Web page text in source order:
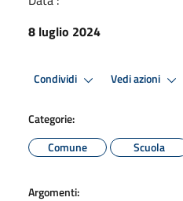
8 luglio 2024
Condividi Vedi azioni
Categorie:
Comune
Scuola
Argomenti: